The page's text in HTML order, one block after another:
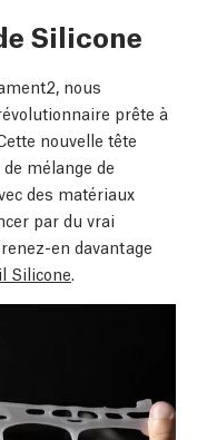
Silicone
nous
prête à
nouvelle tête
mélange de
des matériaux
par du vrai
en davantage
Silicone.